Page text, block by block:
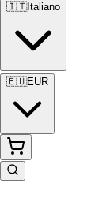
🇮🇹Italiano
🇪🇺EUR